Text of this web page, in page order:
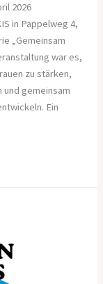
2026
in Pappelweg 4,
„Gemeinsam
war es,
zu stärken,
gemeinsam
Ein